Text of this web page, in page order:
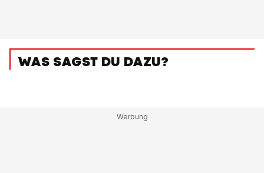
WAS SAGST DU DAZU?